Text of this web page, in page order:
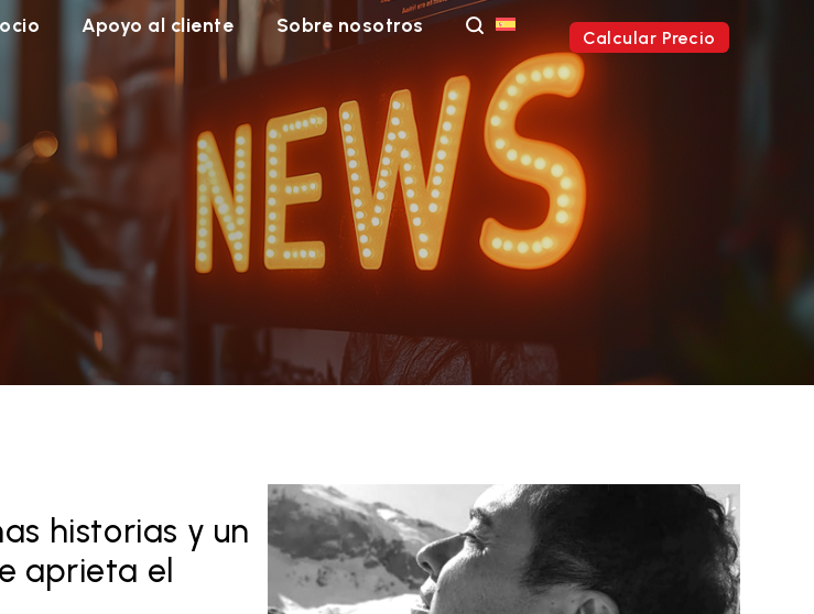
Apoyo al cliente Sobre nosotros
Calcular Precio
historias y un
aprieta el